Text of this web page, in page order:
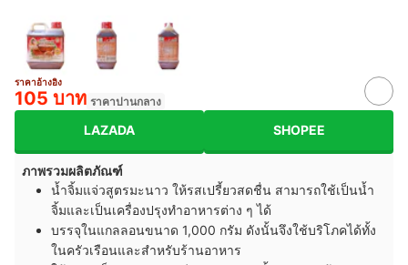
ราคาอ้างอิง
105 บาท ราคาปานกลาง
LAZADA SHOPEE
ภาพรวมผลิตภัณฑ์
น้ำจิ้มแจ่วสูตรมะนาว ให้รสเปรี้ยวสดชื่น สามารถใช้เป็นน้ำ
จิ้มและเป็นเครื่องปรุงทำอาหารต่าง ๆ ได้
บรรจุในแกลลอนขนาด 1,000 กรัม ดังนั้นจึงใช้บริโภคได้ทั้ง
ในครัวเรือนและสำหรับร้านอาหาร